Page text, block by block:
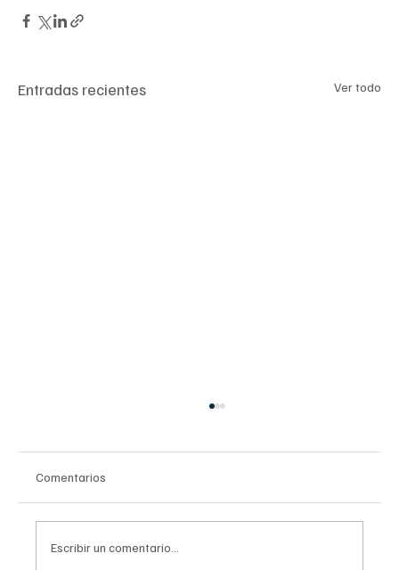
Entradas recientes Ver todo
Comentarios
Escribir un comentario...